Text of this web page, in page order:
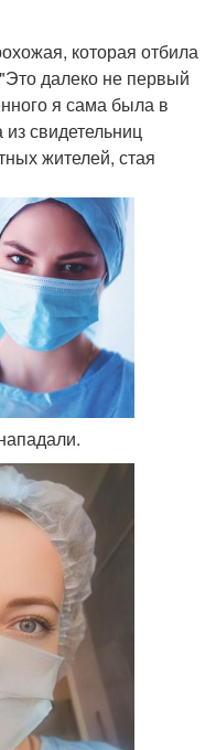
которая отбила
далеко не первый
я сама была в
свидетельниц
жителей, стая